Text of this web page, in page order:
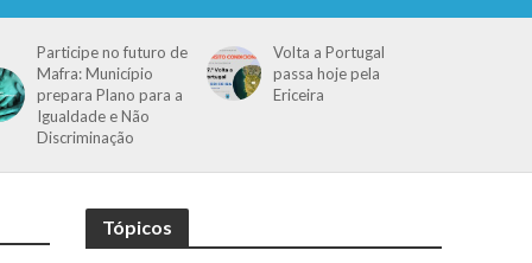
Participe no futuro de
Mafra: Município
prepara Plano para a
Igualdade e Não
Discriminação
Volta a Portugal
passa hoje pela
Ericeira
Tópicos